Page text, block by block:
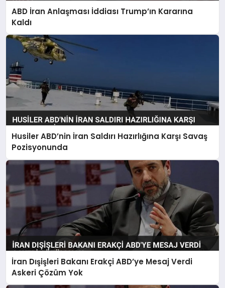
ABD İran Anlaşması İddiası Trump’ın Kararına
Kaldı
Husiler ABD’nin İran Saldırı Hazırlığına Karşı Savaş
Pozisyonunda
İran Dışişleri Bakanı Erakçi ABD’ye Mesaj Verdi
Askeri Çözüm Yok